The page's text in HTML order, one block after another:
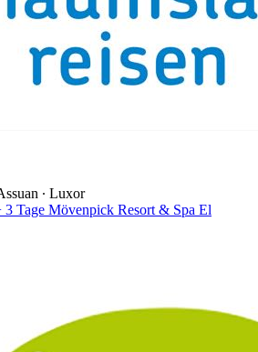
∙ Luxor
Tage Mövenpick Resort & Spa El